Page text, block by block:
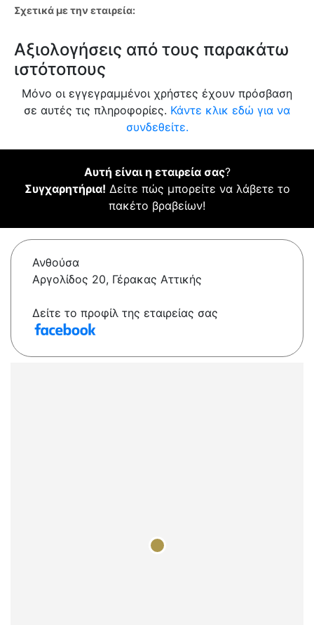
Σχετικά με την εταιρεία:
Αξιολογήσεις από τους παρακάτω
ιστότοπους
Μόνο οι εγγεγραμμένοι χρήστες έχουν πρόσβαση
σε αυτές τις πληροφορίες. Κάντε κλικ εδώ για να
συνδεθείτε.
Αυτή είναι η εταιρεία σας?
Συγχαρητήρια! Δείτε πώς μπορείτε να λάβετε το
πακέτο βραβείων!
Ανθούσα
Αργολίδος 20, Γέρακας Αττικής
Δείτε το προφίλ της εταιρείας σας